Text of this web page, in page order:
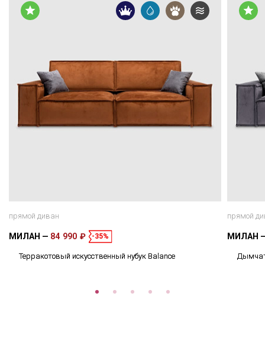
прямой диван
МИЛАН 84 990 ₽ -35%
Терракотовый искусственный нубук Balance
прямой
МИЛАН